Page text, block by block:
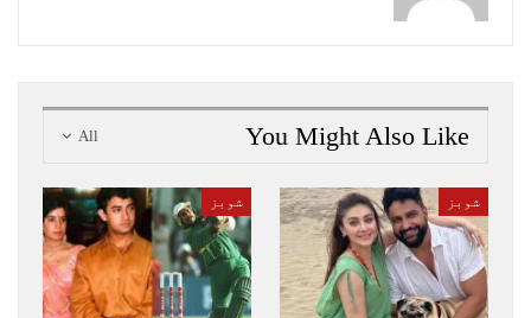
All You Might Also Like
شوبز شوبز